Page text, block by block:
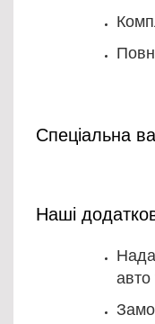
Спеціальна
Наші
авто